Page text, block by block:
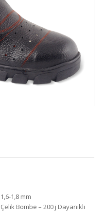
1,6-1,8 mm
Çelik Bombe – 200 j Dayanıklı